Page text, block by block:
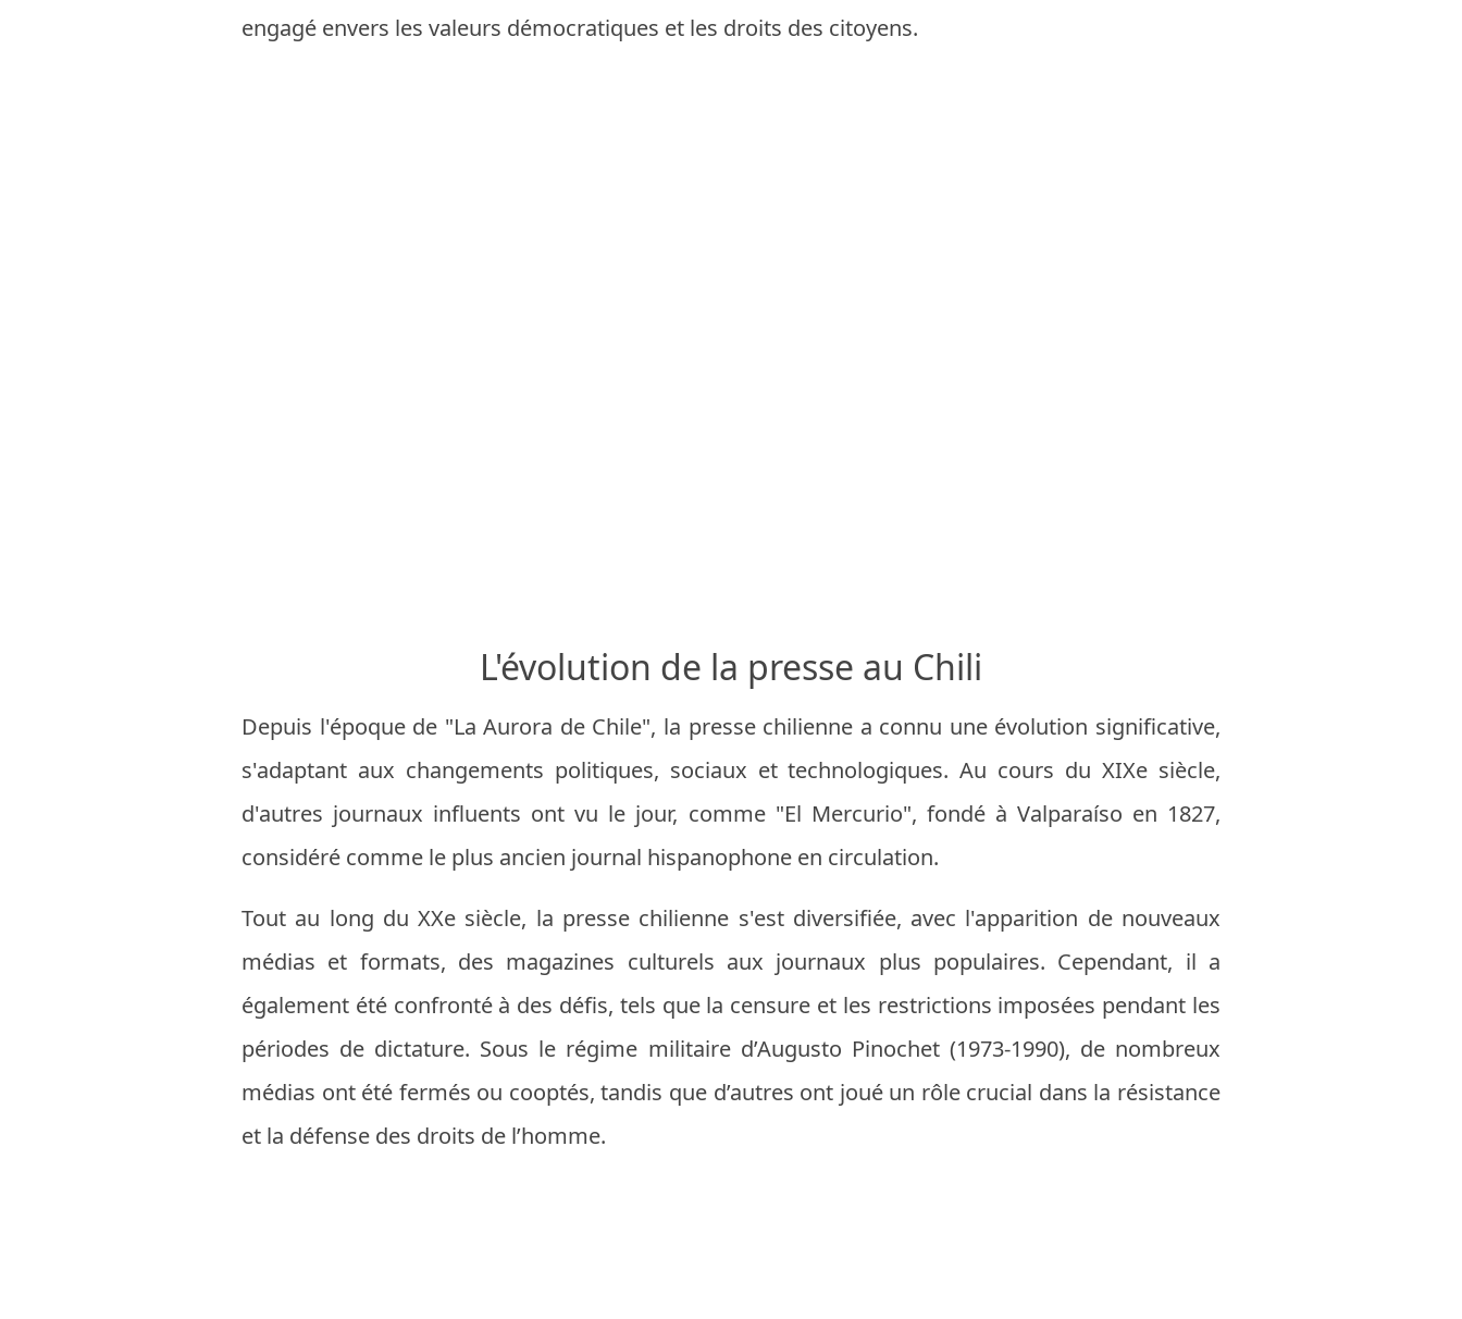
engagé envers les valeurs démocratiques et les droits des citoyens.
L'évolution de la presse au Chili
Depuis l'époque de "La Aurora de Chile", la presse chilienne a connu une évolution significative,
s'adaptant aux changements politiques, sociaux et technologiques. Au cours du XIXe siècle,
d'autres journaux influents ont vu le jour, comme "El Mercurio", fondé à Valparaíso en 1827,
considéré comme le plus ancien journal hispanophone en circulation.
Tout au long du XXe siècle, la presse chilienne s'est diversifiée, avec l'apparition de nouveaux
médias et formats, des magazines culturels aux journaux plus populaires. Cependant, il a
également été confronté à des défis, tels que la censure et les restrictions imposées pendant les
périodes de dictature. Sous le régime militaire d’Augusto Pinochet (1973-1990), de nombreux
médias ont été fermés ou cooptés, tandis que d’autres ont joué un rôle crucial dans la résistance
et la défense des droits de l’homme.